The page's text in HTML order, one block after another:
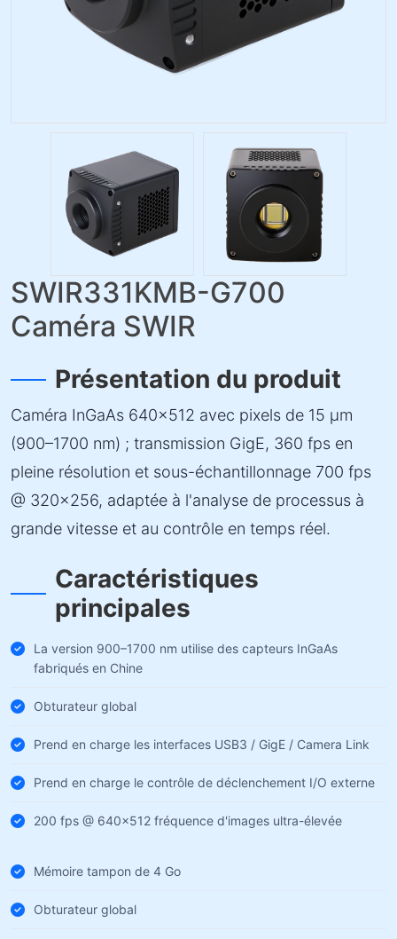
SWIR331KMB-G700
Caméra SWIR
Présentation du produit
Caméra InGaAs 640×512 avec pixels de 15 µm
(900–1700 nm) ; transmission GigE, 360 fps en
pleine résolution et sous-échantillonnage 700 fps
@ 320×256, adaptée à l'analyse de processus à
grande vitesse et au contrôle en temps réel.
Caractéristiques
principales
La version 900–1700 nm utilise des capteurs InGaAs
fabriqués en Chine
Obturateur global
Prend en charge les interfaces USB3 / GigE / Camera Link
Prend en charge le contrôle de déclenchement I/O externe
200 fps @ 640×512 fréquence d'images ultra-élevée
Mémoire tampon de 4 Go
Obturateur global